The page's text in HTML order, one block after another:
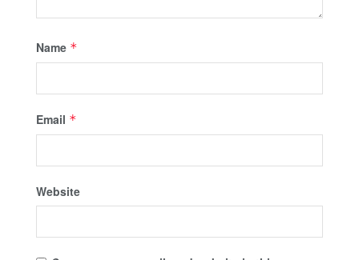
Name *
Email *
Website